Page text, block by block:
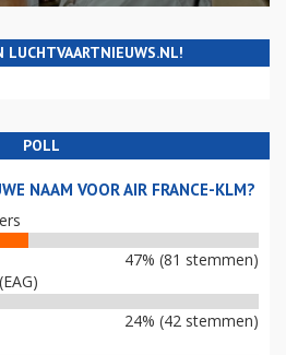
LUCHTVAARTNIEUWS.NL!
POLL
NAAM VOOR AIR FRANCE-KLM?
47% (81 stemmen)
24% (42 stemmen)